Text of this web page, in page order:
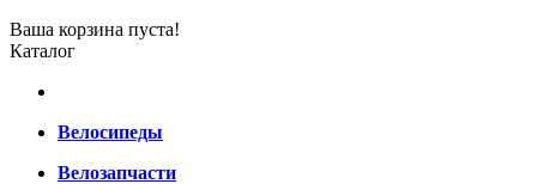
Ваша корзина пуста!
Каталог
Велосипеды
Велозапчасти